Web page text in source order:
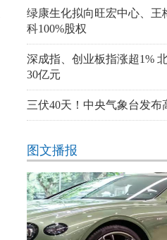
绿康生化拟向旺宏中心、王
科100%股权
深成指、创业板指涨超1%
30亿元
三伏40天！中央气象台发布
图文播报